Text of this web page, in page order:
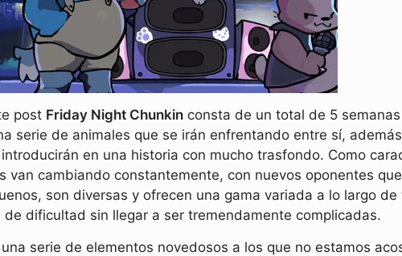
post Friday Night Chunkin consta de un total de 5
serie de animales que se irán enfrentando entre sí,
en una historia con mucho trasfondo. Como
van cambiando constantemente, con nuevos oponentes
son diversas y ofrecen una gama variada a lo largo
dificultad sin llegar a ser tremendamente complicadas.
serie de elementos novedosos a los que no estamos